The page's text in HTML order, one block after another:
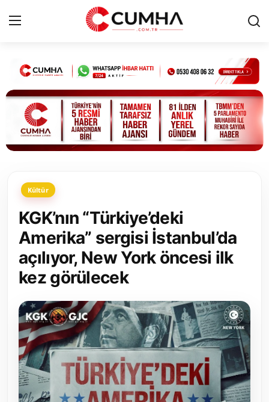
Kurumsal
Cumhurbaşkanlığı
Bakanlıklar
Siyasi Partiler
Yerel Yönetimler
Mülki İdare
Toplum ve Yaşam
Sivil Toplum Kuruluşları
Kamu Kurumları ve Üst Kurullar
Resmi Reklamlar
Kültür
KGK’nın “Türkiye’deki
Amerika” sergisi İstanbul’da
açılıyor, New York öncesi ilk
kez görülecek